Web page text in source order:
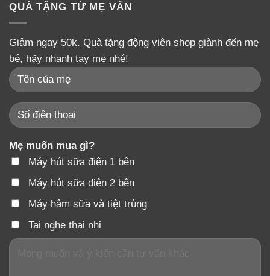
QUÀ TẶNG TỪ MẸ VÂN
Giảm ngay 50k. Quà tặng động viên shop giành đến mẹ
bé, hãy nhanh tay mẹ nhé!
Mẹ muốn mua gì?
Máy hút sữa điện 1 bên
Máy hút sữa điện 2 bên
Máy hâm sữa và tiệt trùng
Tai nghe thai nhi